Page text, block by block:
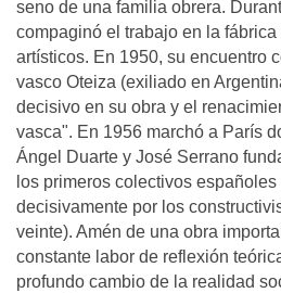
seno de una familia obrera.
compaginó el trabajo en la
artísticos. En 1950, su encuentro
vasco Oteiza (exiliado en
decisivo en su obra y el
vasca". En 1956 marchó a París
Ángel Duarte y José Serrano
los primeros colectivos
decisivamente por los
veinte). Amén de una obra
constante labor de reflexión
profundo cambio de la realidad